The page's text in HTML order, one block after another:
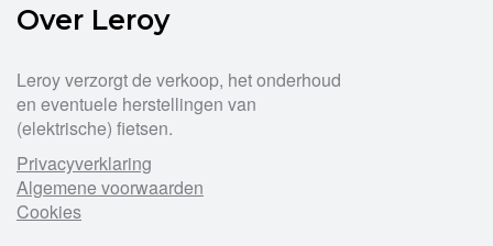
Over Leroy
Leroy verzorgt de verkoop, het onderhoud
en eventuele herstellingen van
(elektrische) fietsen.
Privacyverklaring
Algemene voorwaarden
Cookies